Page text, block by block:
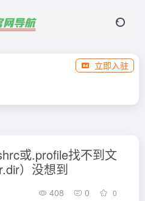
立即入驻
或.profile找不到文
）没想到
408 0 0